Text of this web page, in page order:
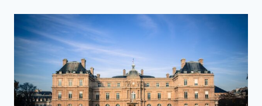
PROFONDÉMENT
ENRACINÉE,
POURQUOI
BIRMINGHAM
EST
SURNOMMÉE
LA
«